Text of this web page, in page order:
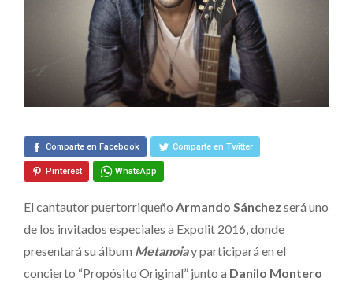
en
Expolit
2016
Comparte en Facebook Comparte en Twitter
Pinterest WhatsApp
El cantautor puertorriqueño Armando Sánchez será uno
de los invitados especiales a Expolit 2016, donde
presentará su álbum Metanoiay participará en el
concierto “Propósito Original” junto a Danilo Montero